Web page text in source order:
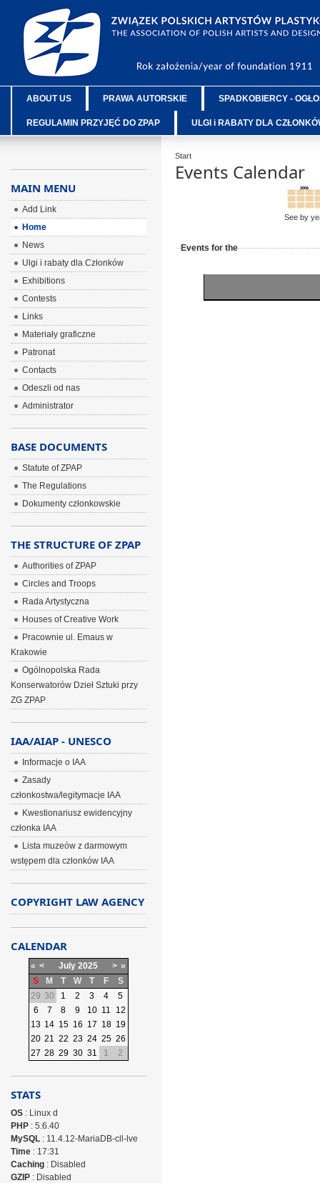
ABOUT US PRAWA AUTORSKIE SPADKOBIERCY -
REGULAMIN PRZYJĘĆ DO ZPAP ULGI i RABATY DLA
Start
Events Calendar
See by
Events for the
MAIN MENU
Add Link
Home
News
Ulgi i rabaty dla Członków
Exhibitions
Contests
Links
Materiały graficzne
Patronat
Contacts
Odeszli od nas
Administrator
BASE DOCUMENTS
Statute of ZPAP
The Regulations
Dokumenty członkowskie
THE STRUCTURE OF ZPAP
Authorities of ZPAP
Circles and Troops
Rada Artystyczna
Houses of Creative Work
Pracownie ul. Emaus w
Krakowie
Ogólnopolska Rada
Konserwatorów Dzieł Sztuki przy
ZG ZPAP
IAA/AIAP - UNESCO
Informacje o IAA
Zasady
członkostwa/legitymacje IAA
Kwestionariusz ewidencyjny
członka IAA
Lista muzeów z darmowym
wstępem dla członków IAA
COPYRIGHT LAW AGENCY
CALENDAR
« < July 2025 > »
S
M T W T F
S
29 30 1 2 3 4
5
6
7 8 9 10 11
12
13 14 15 16 17 18 19
20 21 22 23 24 25 26
27 28 29 30 31 1 2
STATS
OS: Linux d
PHP: 5.6.40
MySQL: 11.4.12-MariaDB-cll-lve
Time: 17:31
Caching: Disabled
GZIP: Disabled